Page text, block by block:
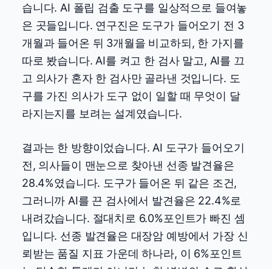
습니다. AI 폴립 검출 도구를 일상적으로 들여놓
은 곳들입니다. 연구진은 도구가 들어오기 전 3
개월과 들어온 뒤 3개월을 비교하되, 한 가지를
따로 봤습니다. AI를 켜고 한 검사 말고, AI를 끄
고 의사가 혼자 한 검사만 골라낸 것입니다. 도
구를 가진 의사가 도구 없이 일할 때 무엇이 달
라지는지를 보려는 설계였습니다.
결과는 한 방향이었습니다. AI 도구가 들어오기
전, 의사들이 맨눈으로 찾아낸 선종 발견율은
28.4%였습니다. 도구가 들어온 뒤 같은 조건,
그러니까 AI를 끈 검사에서 발견율은 22.4%로
내려갔습니다. 절대치로 6.0%포인트가 빠진 셈
입니다. 선종 발견율은 대장암 예방에서 가장 신
뢰받는 품질 지표 가운데 하나라, 이 6%포인트